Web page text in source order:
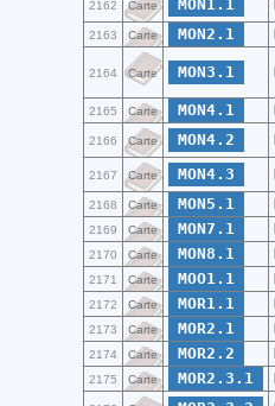
2162 Carte MON1.1
2163 Carte MON2.1
2164 Carte MON3.1
2165 Carte MON4.1
2166 Carte MON4.2
2167 Carte MON4.3
2168 Carte MON5.1
2169 Carte MON7.1
2170 Carte MON8.1
2171 Carte MOO1.1
2172 Carte MOR1.1
2173 Carte MOR2.1
2174 Carte MOR2.2
2175 Carte MOR2.3.1